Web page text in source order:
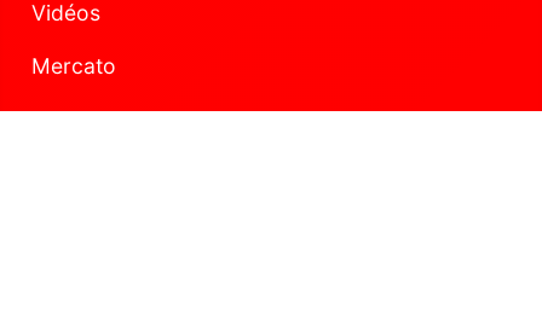
Vidéos
Mercato